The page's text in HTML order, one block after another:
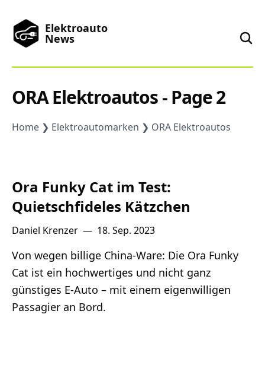
Elektroauto
News
ORA Elektroautos - Page 2
Home Elektroautomarken ORA Elektroautos
Ora Funky Cat im Test:
Quietschfideles Kätzchen
Daniel Krenzer — 18. Sep. 2023
Von wegen billige China-Ware: Die Ora Funky
Cat ist ein hochwertiges und nicht ganz
günstiges E-Auto – mit einem eigenwilligen
Passagier an Bord.
Toplisten
China
Lithium
Newsletter